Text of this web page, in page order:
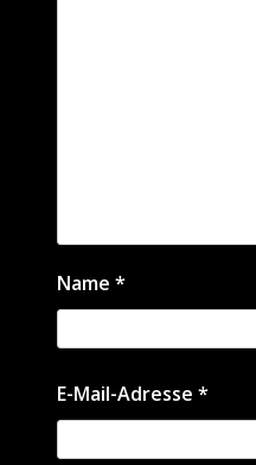
Name *
E-Mail-Adresse *